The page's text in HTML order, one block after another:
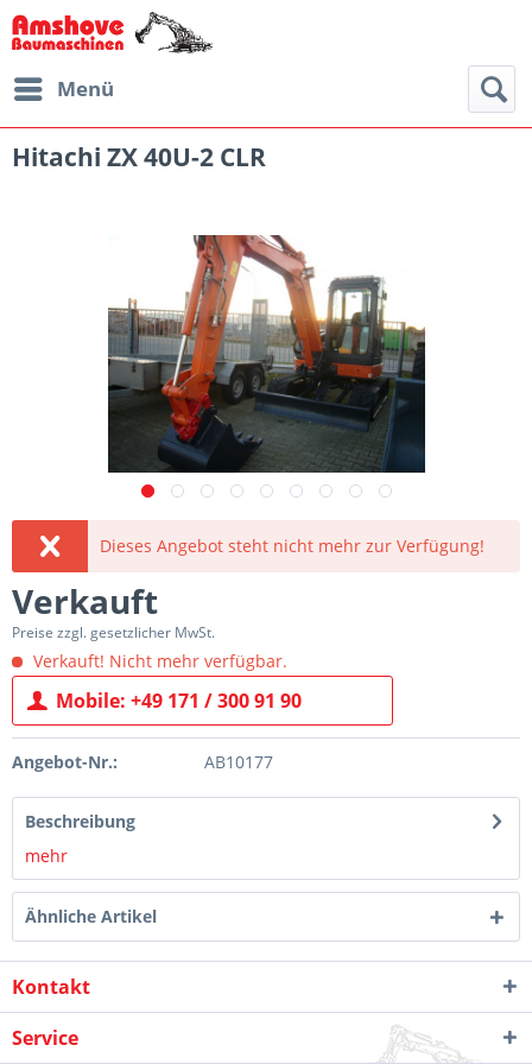
Menü
Hitachi ZX 40U-2 CLR
Dieses Angebot steht nicht mehr zur Verfügung!
Verkauft
Preise zzgl. gesetzlicher MwSt.
Verkauft! Nicht mehr verfügbar.
Mobile: +49 171 / 300 91 90
Angebot-Nr.: AB10177
Beschreibung
mehr
Ähnliche Artikel
Kontakt
Service